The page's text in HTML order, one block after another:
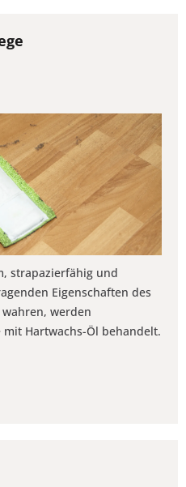
strapazierfähig und
Eigenschaften des
werden
Hartwachs-Öl behandelt.